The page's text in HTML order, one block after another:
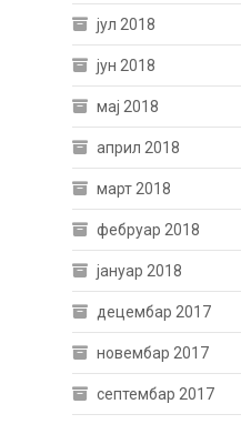
јул 2018
јун 2018
мај 2018
април 2018
март 2018
фебруар 2018
јануар 2018
децембар 2017
новембар 2017
септембар 2017